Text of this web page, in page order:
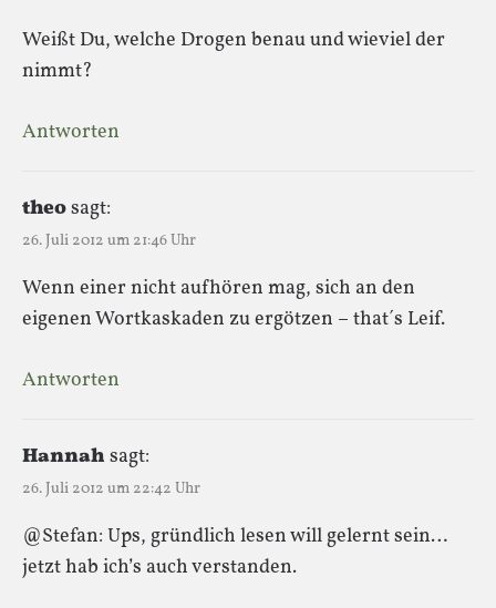
Weißt Du, welche Drogen benau und wieviel der
nimmt?
Antworten
theosagt:
26. Juli 2012 um 21:46 Uhr
Wenn einer nicht aufhören mag, sich an den
eigenen Wortkaskaden zu ergötzen – that´s Leif.
Antworten
Hannah sagt:
26. Juli 2012 um 22:42 Uhr
@Stefan: Ups, gründlich lesen will gelernt sein…
jetzt hab ich’s auch verstanden.